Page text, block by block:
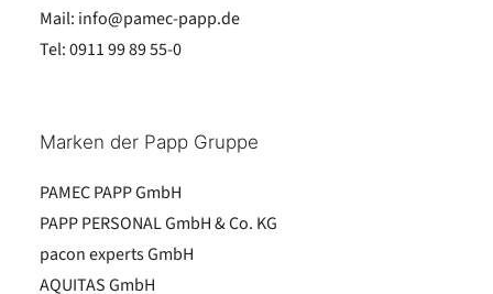
Mail: info@pamec-papp.de
Tel:0911 99 89 55-0
Marken der Papp Gruppe
PAMEC PAPP GmbH
PAPP PERSONAL GmbH & Co. KG
pacon experts GmbH
AQUITAS GmbH